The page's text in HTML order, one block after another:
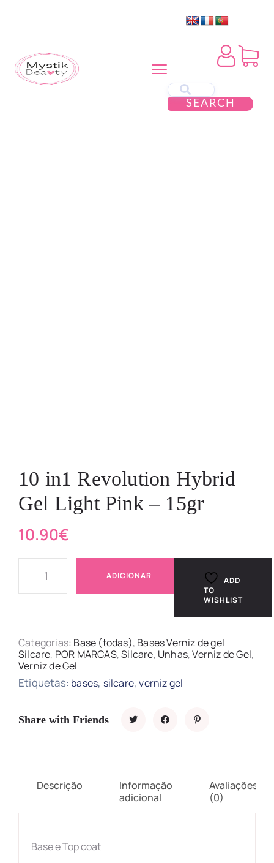
SEARCH
10 in1 Revolution Hybrid
Gel Light Pink – 15gr
10.90€
ADICIONAR
ADD
TO
WISHLIST
Categorias: Base (todas), Bases Verniz de gel
Silcare, POR MARCAS,Silcare, Unhas,Verniz de Gel,
Verniz de Gel
Etiquetas: bases, silcare,verniz gel
Share with Friends
Descrição
Informação
adicional
Avaliações
(0)
Base e Top coat